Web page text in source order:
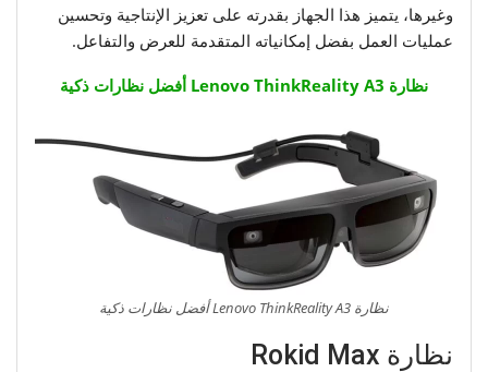
وغيرها، يتميز هذا الجهاز بقدرته على تعزيز الإنتاجية وتحسين
عمليات العمل بفضل إمكانياته المتقدمة للعرض والتفاعل.
نظارة Lenovo ThinkReality A3 أفضل نظارات ذكية
نظارة Lenovo ThinkReality A3 أفضل نظارات ذكية
نظارة Rokid Max